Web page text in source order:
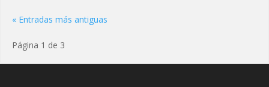
« Entradas más antiguas
Página 1 de 3